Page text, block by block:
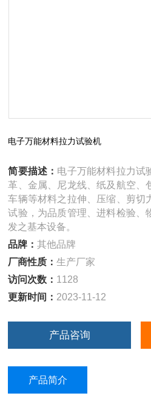
电子万能材料拉力试验机
简要描述： 电子万能材料拉力试
革、金属、尼龙线、纸及航空、
车辆等材料之拉伸、压缩、剪切
试验，为品质管理、进料检验、
发之基本设备。
品牌：其他品牌
厂商性质：生产厂家
访问次数： 1128
更新时间： 2023-11-12
产品咨询
产品简介